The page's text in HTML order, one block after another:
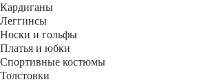
Кардиганы
Леггинсы
Носки и гольфы
Платья и юбки
Спортивные костюмы
Толстовки